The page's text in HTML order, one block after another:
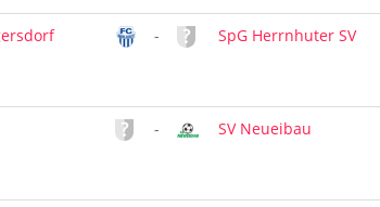
- SpG Herrnhuter SV
- SV Neueibau